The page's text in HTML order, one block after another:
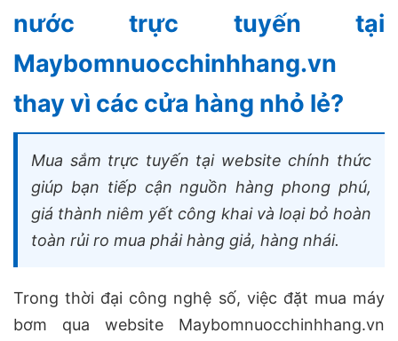
nước trực tuyến tại
Maybomnuocchinhhang.vn
thay vì các cửa hàng nhỏ lẻ?
Mua sắm trực tuyến tại website chính thức
giúp bạn tiếp cận nguồn hàng phong phú,
giá thành niêm yết công khai và loại bỏ hoàn
toàn rủi ro mua phải hàng giả, hàng nhái.
Trong thời đại công nghệ số, việc đặt mua máy
bơm qua website Maybomnuocchinhhang.vn